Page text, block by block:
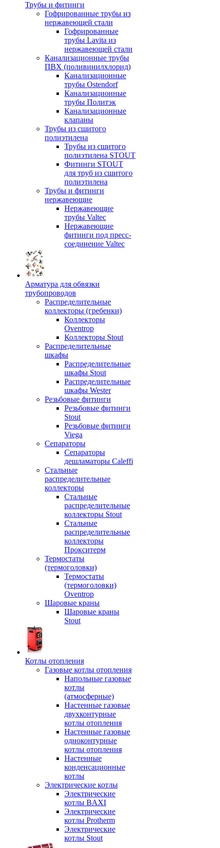
Трубы и фитинги
Гофрированные трубы из
нержавеющей стали
Гофрированные
трубы Lavita из
нержавеющей стали
Канализационные трубы
ПВХ (поливинилхлорид)
Канализационные
трубы Ostendorf
Канализационные
трубы Политэк
Канализационные
клапаны
Трубы из сшитого
полиэтилена
Трубы из сшитого
полиэтилена STOUT
Фитинги STOUT
для труб из сшитого
полиэтилена
Трубы и фитинги
нержавеющие
Нержавеющие
трубы Valtec
Нержавеющие
фитинги под пресс-
соединение Valtec
Арматура для обвязки
трубопроводов
Распределительные
коллекторы (гребенки)
Коллекторы
Oventrop
Коллекторы Stout
Распределительные
шкафы
Распределительные
шкафы Stout
Распределительные
шкафы Wester
Резьбовые фитинги
Резьбовые фитинги
Stout
Резьбовые фитинги
Viega
Сепараторы
Сепараторы
дешламаторы Caleffi
Стальные
распределительные
коллекторы
Стальные
распределительные
коллекторы Stout
Стальные
распределительные
коллекторы
Прокситерм
Термостаты
(термоголовки)
Термостаты
(термоголовки)
Oventrop
Шаровые краны
Шаровые краны
Stout
Котлы отопления
Газовые котлы отопления
Напольные газовые
котлы
(атмосферные)
Настенные газовые
двухконтурные
котлы отопления
Настенные газовые
одноконтурные
котлы отопления
Настенные
конденсационные
котлы
Электрические котлы
Электрические
котлы BAXI
Электрические
котлы Protherm
Электрические
котлы Stout